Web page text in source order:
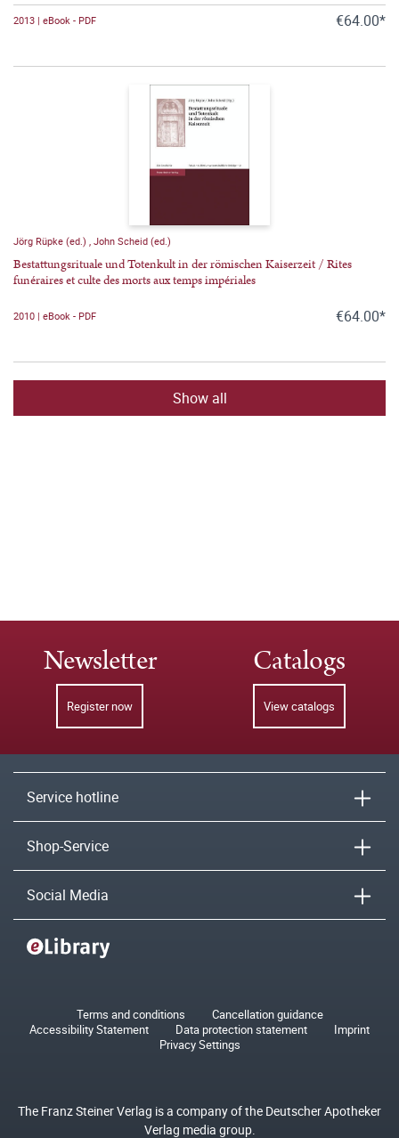
2013 | eBook - PDF €64.00*
Jörg Rüpke (ed.) John Scheid (ed.)
Bestattungsrituale und Totenkult in der römischen Kaiserzeit / Rites
funéraires et culte des morts aux temps impériales
2010 | eBook - PDF €64.00*
Show all
Newsletter
Register now
Catalogs
View catalogs
Service hotline
Shop-Service
Social Media
Terms and conditions
Cancellation guidance
Accessibility Statement
Data protection statement
Imprint
Privacy Settings
The Franz Steiner Verlag is a company of the Deutscher Apotheker
Verlag media group.